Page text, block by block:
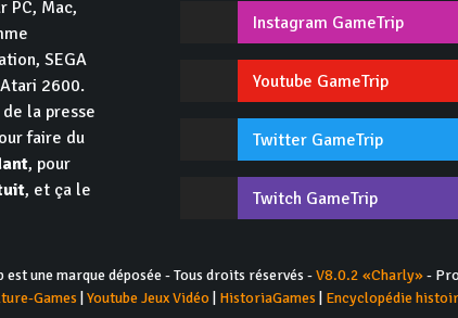
PC, Mac,
SEGA
2600.
la presse
faire du
, pour
, et ça le
Instagram GameTrip
Youtube GameTrip
Twitter GameTrip
Twitch GameTrip
une marque déposée - Tous droits réservés -V8.0.2 «Charly»-
Games Youtube Jeux Vidéo| HistoriaGames Encyclopédie